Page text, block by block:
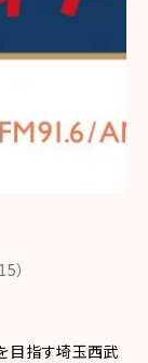
）
目指す埼玉西武